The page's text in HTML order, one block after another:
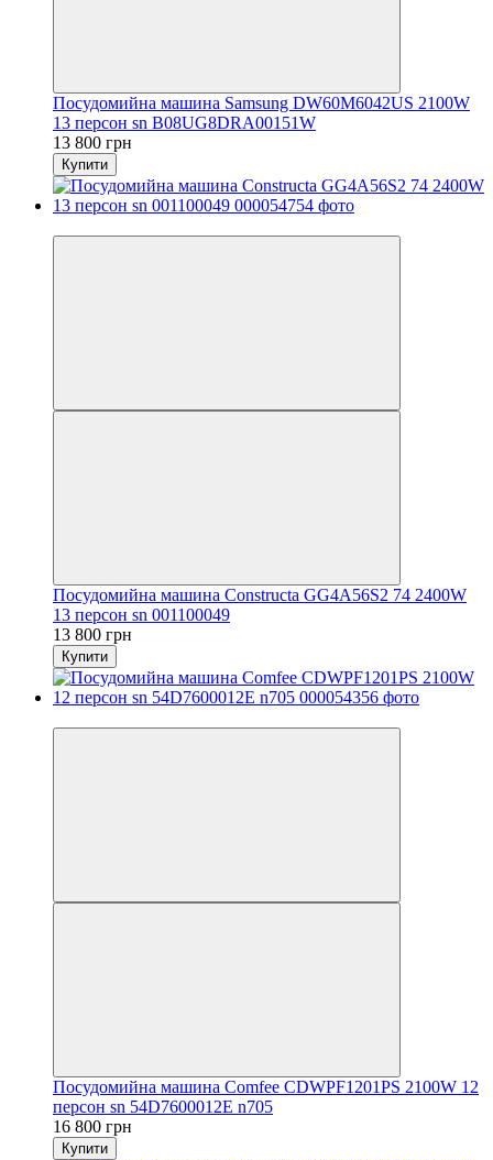
Посудомийна машина Samsung DW60M6042US 2100W
13 персон sn B08UG8DRA00151W
13 800 грн
Купити
Посудомийна машина Constructa GG4A56S2 74 2400W
13 персон sn 001100049
13 800 грн
Купити
Посудомийна машина Comfee CDWPF1201PS 2100W 12
персон sn 54D7600012E n705
16 800 грн
Купити